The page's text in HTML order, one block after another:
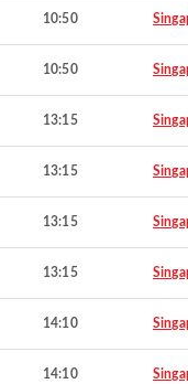
10:50
10:50
13:15
13:15
13:15
13:15
14:10
14:10